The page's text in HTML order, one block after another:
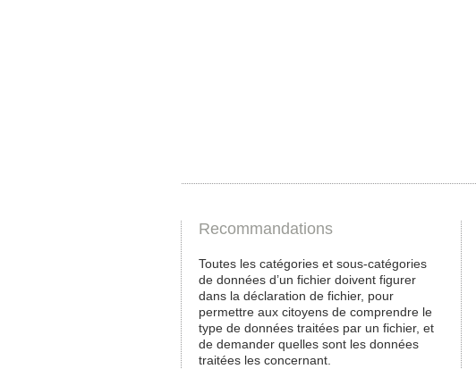
Recommandations
Toutes les catégories et sous-catégories
de données d’un fichier doivent figurer
dans la déclaration de fichier, pour
permettre aux citoyens de comprendre le
type de données traitées par un fichier, et
de demander quelles sont les données
traitées les concernant.